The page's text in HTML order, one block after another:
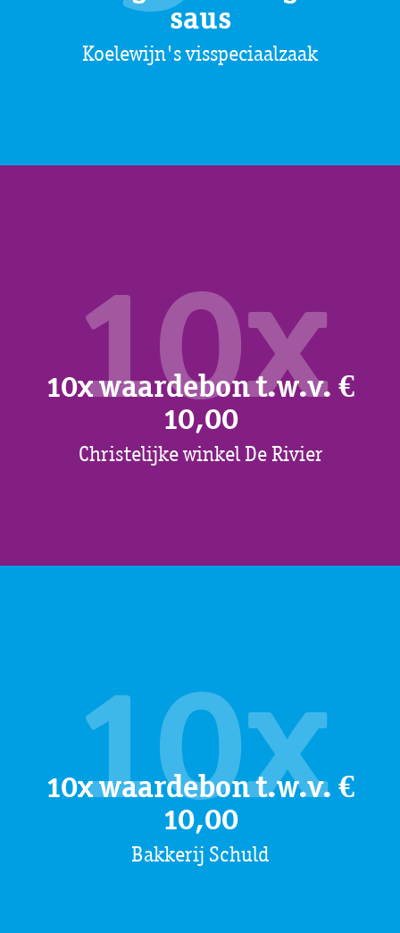
saus
Koelewijn's visspeciaalzaak
10x
10x waardebon t.w.v. €
10,00
Christelijke winkel De Rivier
10x
10x waardebon t.w.v. €
10,00
Bakkerij Schuld